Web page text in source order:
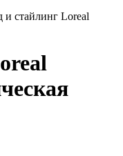
и стайлинг Loreal